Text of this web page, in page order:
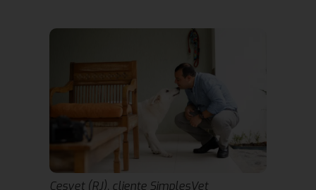
Cesvet (RJ), cliente SimplesVet